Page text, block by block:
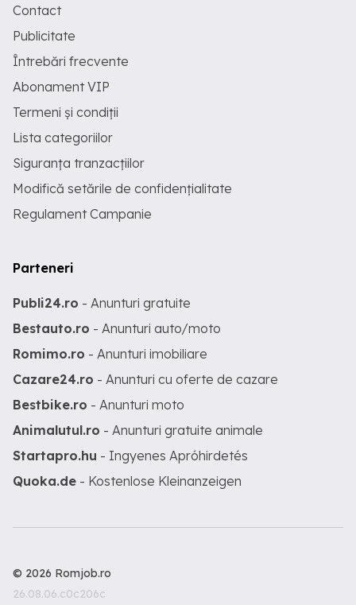
Contact
Publicitate
Întrebări frecvente
Abonament VIP
Termeni și condiții
Lista categoriilor
Siguranța tranzacțiilor
Modifică setările de confidențialitate
Regulament Campanie
Parteneri
Publi24.ro - Anunturi gratuite
Bestauto.ro - Anunturi auto/moto
Romimo.ro - Anunturi imobiliare
Cazare24.ro - Anunturi cu oferte de cazare
Bestbike.ro - Anunturi moto
Animalutul.ro - Anunturi gratuite animale
Startapro.hu - Ingyenes Apróhirdetés
Quoka.de - Kostenlose Kleinanzeigen
© 2026 Romjob.ro
26.08.06.c0c206c